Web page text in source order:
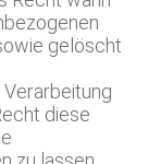
gelöscht
Verarbeitung
diese